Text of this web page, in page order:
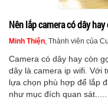
Nên lắp camera có dây
Minh Thiện, Thành viên của
Camera có dây hay còn
dây là camera ip wifi. Với
lựa chọn phù hợp để lắp
như mục đích quan sát.....